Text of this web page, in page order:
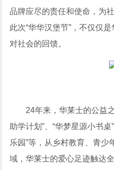
品牌应尽的责任和使命，为
此次“华华汉堡节”，不仅仅
对社会的回馈。
24年来，华莱士的公益
助学计划”、“华梦星源小书桌
乐园”等，从乡村教育、青少
域，华莱士的爱心足迹触达